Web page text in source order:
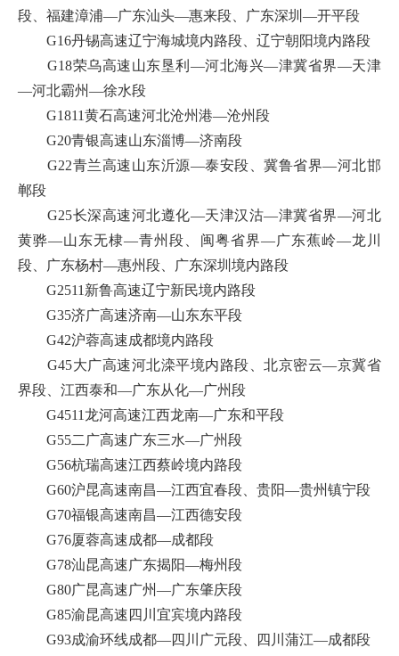
段、福建漳浦—广东汕头—惠来段、广东深圳—开平段
G16丹锡高速辽宁海城境内路段、辽宁朝阳境内路段
G18荣乌高速山东垦利—河北海兴—津冀省界—天津
—河北霸州—徐水段
G1811黄石高速河北沧州港—沧州段
G20青银高速山东淄博—济南段
G22青兰高速山东沂源—泰安段、冀鲁省界—河北邯
郸段
G25长深高速河北遵化—天津汉沽—津冀省界—河北
黄骅—山东无棣—青州段、闽粤省界—广东蕉岭—龙川
段、广东杨村—惠州段、广东深圳境内路段
G2511新鲁高速辽宁新民境内路段
G35济广高速济南—山东东平段
G42沪蓉高速成都境内路段
G45大广高速河北滦平境内路段、北京密云—京冀省
界段、江西泰和—广东从化—广州段
G4511龙河高速江西龙南—广东和平段
G55二广高速广东三水—广州段
G56杭瑞高速江西蔡岭境内路段
G60沪昆高速南昌—江西宜春段、贵阳—贵州镇宁段
G70福银高速南昌—江西德安段
G76厦蓉高速成都—成都段
G78汕昆高速广东揭阳—梅州段
G80广昆高速广州—广东肇庆段
G85渝昆高速四川宜宾境内路段
G93成渝环线成都—四川广元段、四川蒲江—成都段